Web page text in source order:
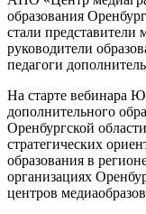
образования
стали представители
руководители
педагоги
На старте вебинара
дополнительного
Оренбургской
стратегических
образования в
организациях
центров